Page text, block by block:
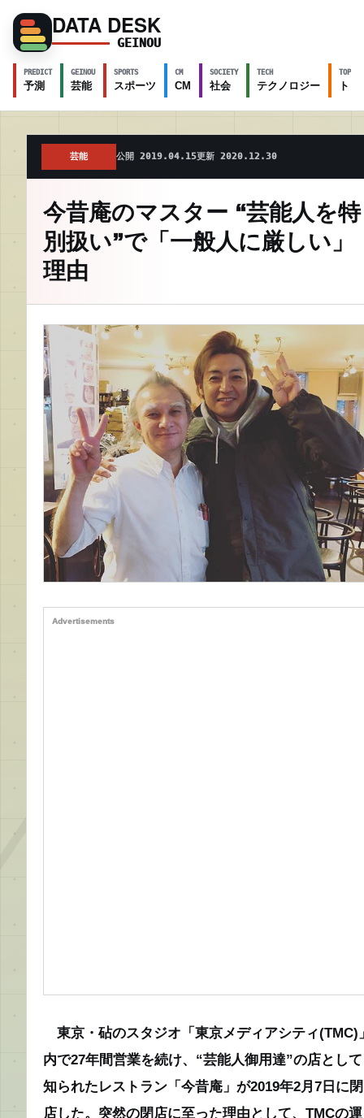
DATA DESK
GEINOU
PREDICT
予測
GEINOU
芸能
SPORTS
スポーツ
CM
CM
SOCIETY
社会
TECH
テクノロジー
TOPICS
ト
芸能 公開 2019.04.15更新 2020.12.30
今昔庵のマスター “芸能人を特
別扱い”で「一般人に厳しい」
理由
Advertisements
東京・砧のスタジオ「東京メディアシティ(TMC)
内で27年間営業を続け、“芸能人御用達”の店として
知られたレストラン「今昔庵」が2019年2月7日に閉
店した。突然の閉店に至った理由として、TMCの運